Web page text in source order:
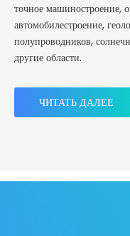
точное машиностроение,
автомобилестроение,
полупроводников,
другие области.
ЧИТАТЬ ДАЛЕЕ